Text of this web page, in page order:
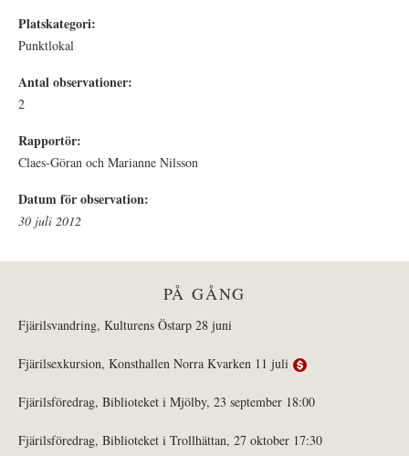
Platskategori:
Punktlokal
Antal observationer:
2
Rapportör:
Claes-Göran och Marianne Nilsson
Datum för observation:
30 juli 2012
PÅ GÅNG
Fjärilsvandring, Kulturens Östarp 28 juni
Fjärilsexkursion, Konsthallen Norra Kvarken 11 juli
Fjärilsföredrag, Biblioteket i Mjölby, 23 september 18:00
Fjärilsföredrag, Biblioteket i Trollhättan, 27 oktober 17:30